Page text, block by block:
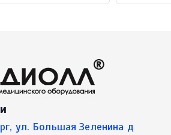
ул. Большая Зеленина д